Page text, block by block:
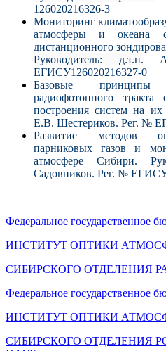
126020216326-3
Мониторинг
атмосферы и океана с
дистанционного
Руководитель: д.т.н.
ЕГИСУ126020216327-0
Базовые принципы
радиофотонного
построения систем на их
Е.В. Шестериков. Рег. №
Развитие методов
парниковых газов и
атмосфере Сибири.
Садовников. Рег. №
Федеральное государственное
ИНСТИТУТ ОПТИКИ
СИБИРСКОГО ОТДЕЛЕНИЯ
Федеральное государственное
ИНСТИТУТ ОПТИКИ
СИБИРСКОГО ОТДЕЛЕНИЯ